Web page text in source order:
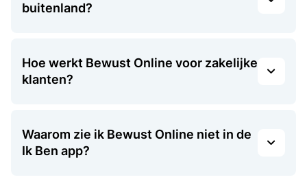
buitenland?
Hoe werkt Bewust Online voor zakelijke
klanten?
Waarom zie ik Bewust Online niet in de
Ik Ben app?